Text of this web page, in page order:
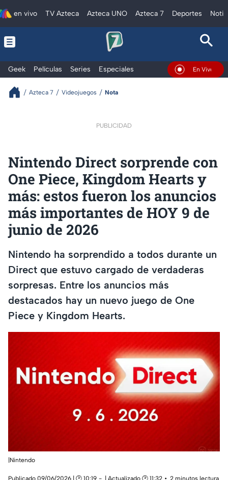
en vivo TV Azteca Azteca UNO Azteca 7 Deportes
Geek Películas Series Especiales En Vivo
Azteca 7 Videojuegos Nota
PUBLICIDAD
Nintendo Direct sorprende con
One Piece, Kingdom Hearts y
más: estos fueron los anuncios
más importantes de HOY 9 de
junio de 2026
Nintendo ha sorprendido a todos durante un
Direct que estuvo cargado de verdaderas
sorpresas. Entre los anuncios más
destacados hay un nuevo juego de One
Piece y Kingdom Hearts.
|Nintendo
Publicado 09/06/2026 | 🕑 10:19 | Actualizado 🕑 11:32
2 minutos lectura